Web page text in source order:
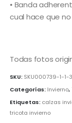
• Banda
cual hace que
Todas fotos
SKU: SKU000739-1-1-
Categorías: Invierno,
Etiquetas: calzas
tricota invierno